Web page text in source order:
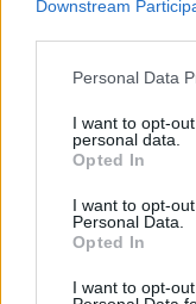
Downstream
Personal Data
I want to opt-
personal data.
Opted In
I want to opt-
Personal Data.
Opted In
I want to opt-
N
A C
O B